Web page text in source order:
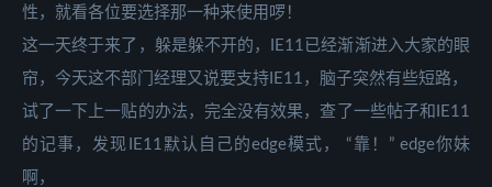
性，就看各位要选择那一种来使用啰！
这一天终于来了，躲是躲不开的，IE11已经渐渐进入大家的眼
帘，今天这不部门经理又说要支持IE11，脑子突然有些短路，
试了一下上一贴的办法，完全没有效果，查了一些帖子和IE11
的记事，发现IE11默认自己的edge模式， “靠！” edge你妹
啊，